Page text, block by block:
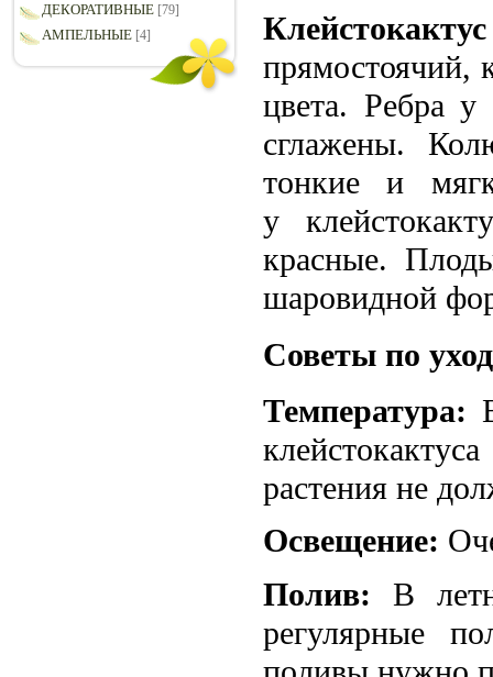
ДЕКОРАТИВНЫЕ [79]
АМПЕЛЬНЫЕ [4]
прямостоячий,
цвета. Ребра
сглажены.
тонкие и
у
красные.
шаровидной
Советы по
Температура:
растения не
Освещение:
Полив: В
регулярные